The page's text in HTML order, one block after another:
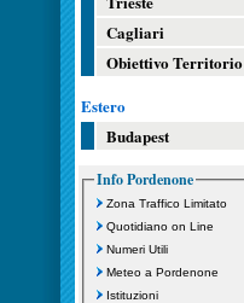
Cagliari
Obiettivo Territorio
Estero
Budapest
Info Pordenone
Zona Traffico Limitato
Quotidiano on Line
Numeri Utili
Meteo a Pordenone
Istituzioni